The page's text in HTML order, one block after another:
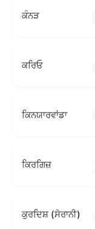
ਕੰਨੜ
ਕਰਿਓ
ਕਿਨਯਾਰਵਾਂਡਾ
ਕਿਰਗਿਜ਼
ਕੁਰਦਿਸ਼ (ਸੋਰਾਨੀ)